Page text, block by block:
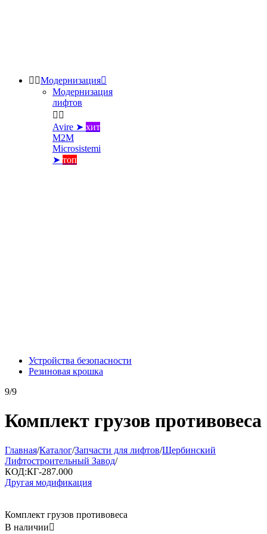
 Модернизация
Модернизация
лифтов
 
Avire ➤ хит
M2M
Microsistemi
➤ топ
Устройства безопасности
Резиновая крошка
9/9
Комплект грузов противовеса
Главная/Каталог/Запчасти для лифтов/Щербинский
Лифтостроительный Завод/
КОД:КГ-287.000
Другая модификация
Комплект грузов противовеса
В наличии